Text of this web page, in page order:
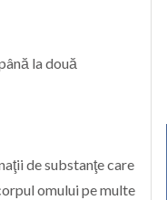
la două
de substanţe care
omului pe multe